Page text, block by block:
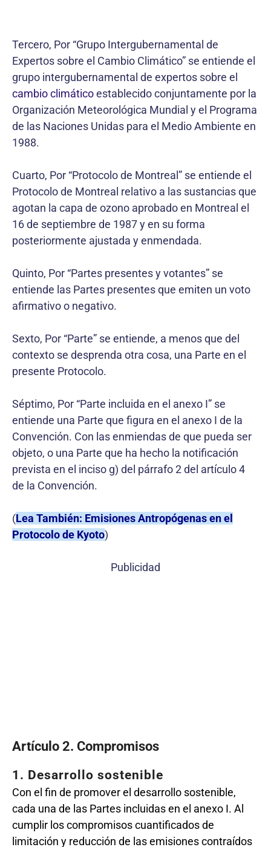
Tercero, Por “Grupo Intergubernamental de
Expertos sobre el Cambio Climático” se entiende el
grupo intergubernamental de expertos sobre el
cambio climáticoestablecido conjuntamente por la
Organización Meteorológica Mundial y el Programa
de las Naciones Unidas para el Medio Ambiente en
1988.
Cuarto, Por “Protocolo de Montreal” se entiende el
Protocolo de Montreal relativo a las sustancias que
agotan la capa de ozono aprobado en Montreal el
16 de septiembre de 1987 y en su forma
posteriormente ajustada y enmendada.
Quinto, Por “Partes presentes y votantes” se
entiende las Partes presentes que emiten un voto
afirmativo o negativo.
Sexto, Por “Parte” se entiende, a menos que del
contexto se desprenda otra cosa, una Parte en el
presente Protocolo.
Séptimo, Por “Parte incluida en el anexo I” se
entiende una Parte que figura en el anexo I de la
Convención. Con las enmiendas de que pueda ser
objeto, o una Parte que ha hecho la notificación
prevista en el inciso g) del párrafo 2 del artículo 4
de la Convención.
(Lea También: Emisiones Antropógenas en el
Protocolo de Kyoto)
Publicidad
Artículo 2. Compromisos
1. Desarrollo sostenible
Con el fin de promover el desarrollo sostenible,
cada una de las Partes incluidas en el anexo I. Al
cumplir los compromisos cuantificados de
limitación y reducción de las emisiones contraídos